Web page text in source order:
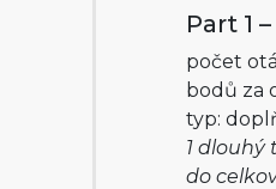
Part 1
počet
bodů za
typ:
1 dlouhý
do